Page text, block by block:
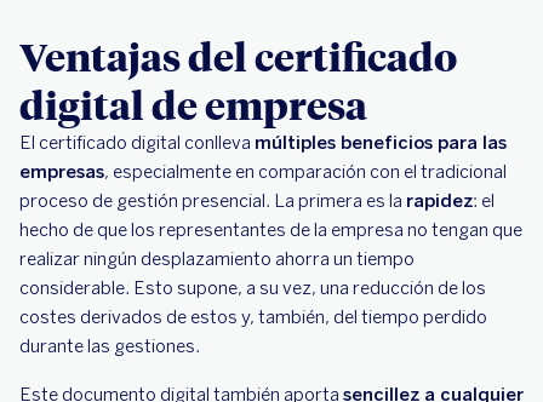
Ventajas del certificado
digital de empresa
El certificado digital conlleva múltiples beneficios para las
empresas, especialmente en comparación con el tradicional
proceso de gestión presencial. La primera es la rapidez: el
hecho de que los representantes de la empresa no tengan que
realizar ningún desplazamiento ahorra un tiempo
considerable. Esto supone, a su vez, una reducción de los
costes derivados de estos y, también, del tiempo perdido
durante las gestiones.
Este documento digital también aporta sencillez a cualquier